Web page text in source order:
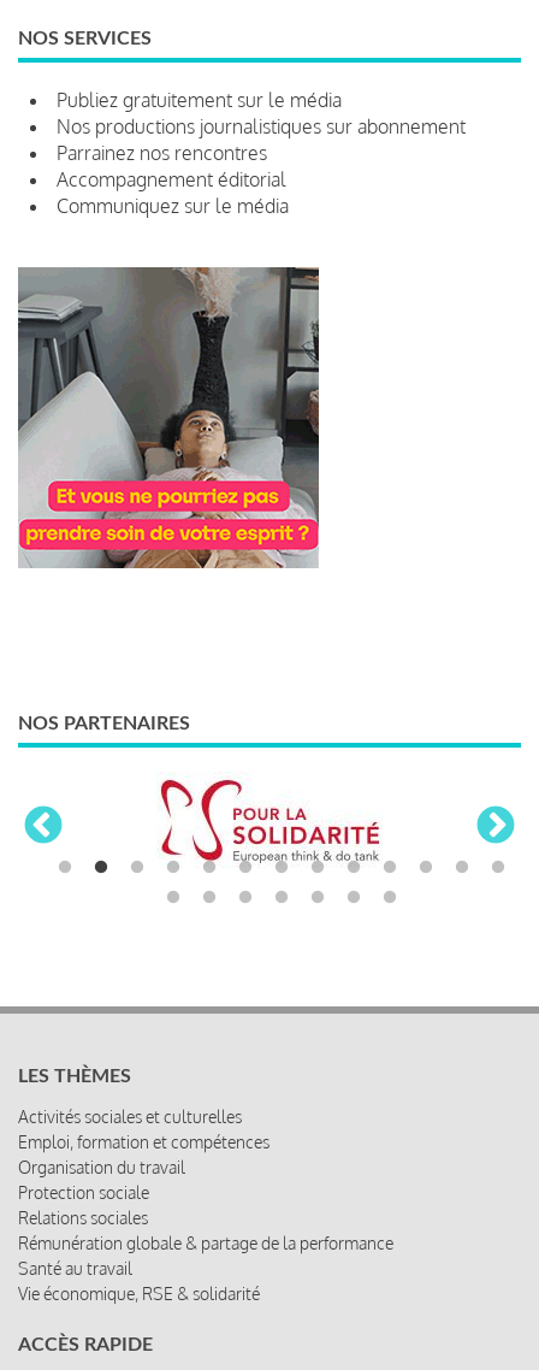
NOS SERVICES
Publiez gratuitement sur le média
Nos productions journalistiques sur abonnement
Parrainez nos rencontres
Accompagnement éditorial
Communiquez sur le média
NOS PARTENAIRES
LES THÈMES
Activités sociales et culturelles
Emploi, formation et compétences
Organisation du travail
Protection sociale
Relations sociales
Rémunération globale & partage de la performance
Santé au travail
Vie économique, RSE & solidarité
ACCÈS RAPIDE